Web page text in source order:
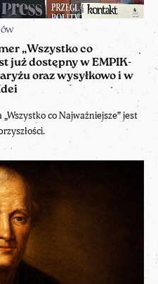
„Wszystko co
już dostępny w EMPIK-
oraz wysyłkowo i w
co Najważniejsze” jest